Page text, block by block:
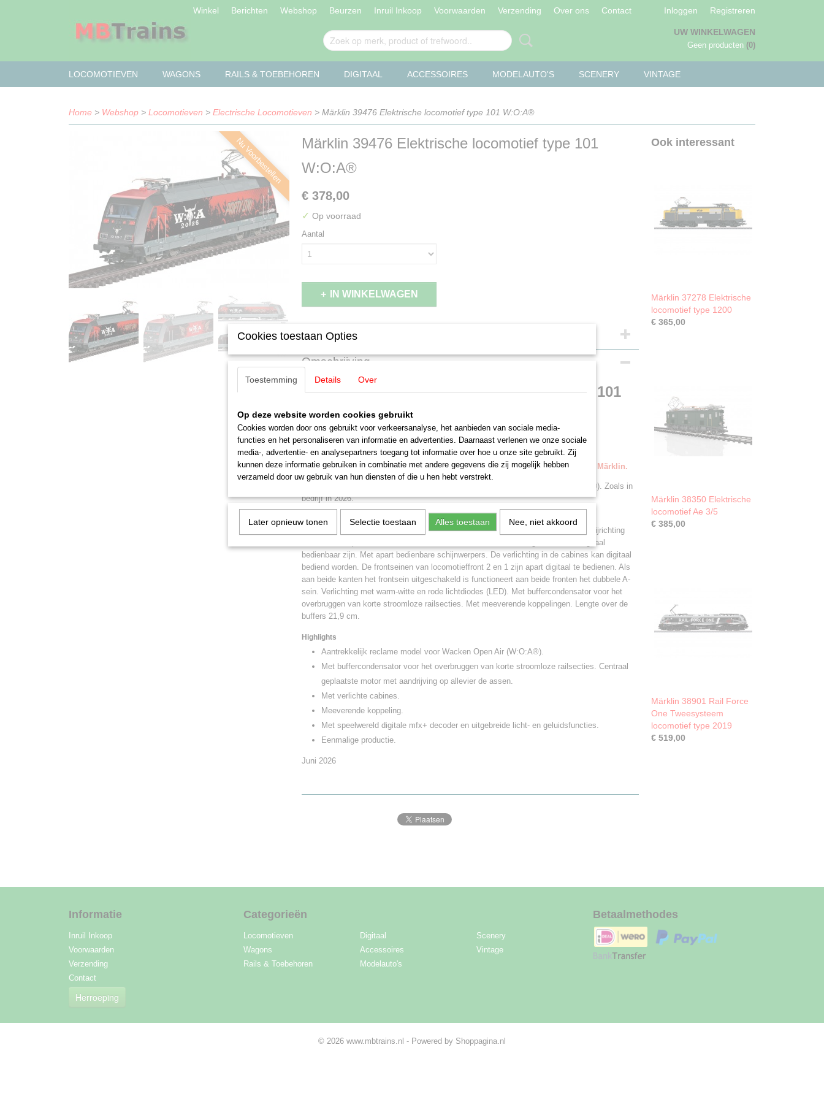
Winkel Berichten Webshop Beurzen Inruil Inkoop Voorwaarden Verzending Over ons Contact Inloggen Registreren
UW WINKELWAGEN
Geen producten (0)
LOCOMOTIEVEN WAGONS RAILS & TOEBEHOREN DIGITAAL ACCESSOIRES MODELAUTO'S SCENERY VINTAGE
Home > Webshop > Locomotieven > Electrische Locomotieven > Märklin 39476 Elektrische locomotief type 101 W:O:A®
Nu Voorbestellen
Märklin 39476 Elektrische locomotief type 101
W:O:A®
€ 378,00
✓ Op voorraad
Aantal
IN WINKELWAGEN
Specificaties
Productcode leverancier
39476
Schaal
Aansturing
Staat
Nieuw
Omschrijving
Märklin 39476 Elektrische locomotief type 101
W:O:A®
LET OP: Kies bij betalen voor de optie: Betalen bij afhalen
Een aanbetaling is NIET nodig!
Betalen en afhalen of opsturen geschied binnen 30 dagen na uitlevering door Märklin.
Sneltreinlocomotief type 101 in speciale uitvoering voor Wacken Open Air (W:O:A®). Zoals in
bedrijf in 2026.
Model:
Met digitale mfx+ decoder en uitgebreide geluidsfuncties. Geregelde
hoogvermogensaandrijving. Vier aangedreven assen. Met antislip banden. Met de rijrichting
wisselend driepunts frontsein en twee rode sluitlichten die analoog branden en digitaal
bedienbaar zijn. Met apart bedienbare schijnwerpers. De verlichting in de cabines kan digitaal
bediend worden. De frontseinen van locomotieffront 2 en 1 zijn apart digitaal te bedienen. Als
aan beide kanten het frontsein uitgeschakeld is functioneert aan beide fronten het dubbele A-
sein. Verlichting met warm-witte en rode lichtdiodes (LED). Met buffercondensator voor het
overbruggen van korte stroomloze railsecties. Met meeverende koppelingen. Lengte over de
buffers 21,9 cm.
Highlights
Aantrekkelijk reclame model voor Wacken Open Air (W:O:A®).
Met buffercondensator voor het overbruggen van korte stroomloze railsecties. Centraal
geplaatste motor met aandrijving op allevier de assen.
Met verlichte cabines.
Meeverende koppeling.
Met speelwereld digitale mfx+ decoder en uitgebreide licht- en geluidsfuncties.
Eenmalige productie.
Juni 2026
Ook interessant
Märklin 37278 Elektrische
locomotief type 1200
€ 365,00
Märklin 38350 Elektrische
locomotief Ae 3/5
€ 385,00
Märklin 38901 Rail Force
One Tweesysteem
locomotief type 2019
€ 519,00
Informatie
Inruil Inkoop
Voorwaarden
Verzending
Contact
Herroeping
Categorieën
Locomotieven
Wagons
Rails & Toebehoren
Digitaal
Accessoires
Modelauto's
Scenery
Vintage
Betaalmethodes
© 2026 www.mbtrains.nl - Powered by Shoppagina.nl
Cookies toestaan Opties
Toestemming Details Over
Op deze website worden cookies gebruikt
Cookies worden door ons gebruikt voor verkeersanalyse, het aanbieden van sociale media-
functies en het personaliseren van informatie en advertenties. Daarnaast verlenen we onze sociale
media-, advertentie- en analysepartners toegang tot informatie over hoe u onze site gebruikt. Zij
kunnen deze informatie gebruiken in combinatie met andere gegevens die zij mogelijk hebben
verzameld door uw gebruik van hun diensten of die u hen hebt verstrekt.
Later opnieuw tonen Selectie toestaan Alles toestaan Nee, niet akkoord